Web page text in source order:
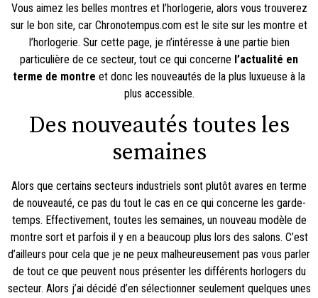
Vous aimez les belles montres et l’horlogerie, alors vous trouverez
sur le bon site, car Chronotempus.com est le site sur les montre et
l’horlogerie. Sur cette page, je n’intéresse à une partie bien
particulière de ce secteur, tout ce qui concerne l’actualité en
terme de montre et donc les nouveautés de la plus luxueuse à la
plus accessible.
Des nouveautés toutes les
semaines
Alors que certains secteurs industriels sont plutôt avares en terme
de nouveauté, ce pas du tout le cas en ce qui concerne les garde-
temps. Effectivement, toutes les semaines, un nouveau modèle de
montre sort et parfois il y en a beaucoup plus lors des salons. C’est
d’ailleurs pour cela que je ne peux malheureusement pas vous parler
de tout ce que peuvent nous présenter les différents horlogers du
secteur. Alors j’ai décidé d’en sélectionner seulement quelques unes